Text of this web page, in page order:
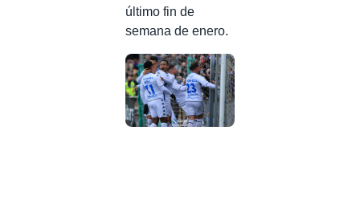
último fin de
semana de enero.